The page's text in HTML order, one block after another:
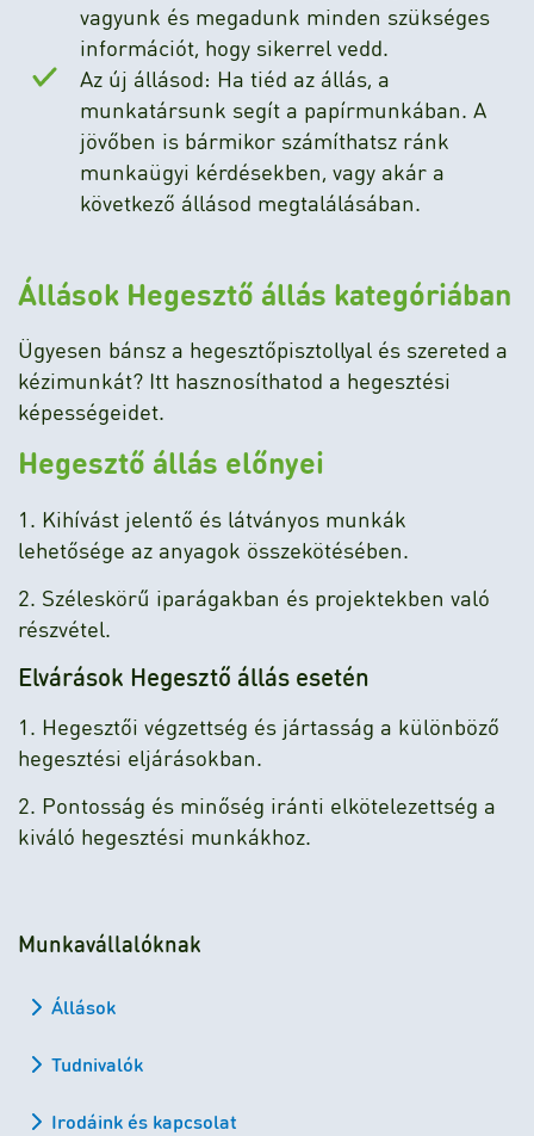
vagyunk és megadunk minden szükséges
információt, hogy sikerrel vedd.
Az új állásod: Ha tiéd az állás, a
munkatársunk segít a papírmunkában. A
jövőben is bármikor számíthatsz ránk
munkaügyi kérdésekben, vagy akár a
következő állásod megtalálásában.
Állások Hegesztő állás kategóriában
Ügyesen bánsz a hegesztőpisztollyal és szereted a
kézimunkát? Itt hasznosíthatod a hegesztési
képességeidet.
Hegesztő állás előnyei
1. Kihívást jelentő és látványos munkák
lehetősége az anyagok összekötésében.
2. Széleskörű iparágakban és projektekben való
részvétel.
Elvárások Hegesztő állás esetén
1. Hegesztői végzettség és jártasság a különböző
hegesztési eljárásokban.
2. Pontosság és minőség iránti elkötelezettség a
kiváló hegesztési munkákhoz.
Munkavállalóknak
Állások
Tudnivalók
Irodáink és kapcsolat